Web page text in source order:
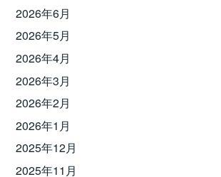
2026年6月
2026年5月
2026年4月
2026年3月
2026年2月
2026年1月
2025年12月
2025年11月